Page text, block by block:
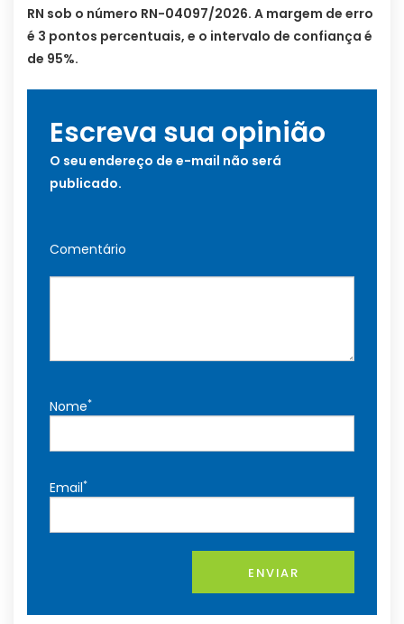
RN sob o número RN-04097/2026. A margem de erro
é 3 pontos percentuais, e o intervalo de confiança é
de 95%.
Escreva sua opinião
O seu endereço de e-mail não será
publicado.
Comentário
Nome*
Email*
ENVIAR